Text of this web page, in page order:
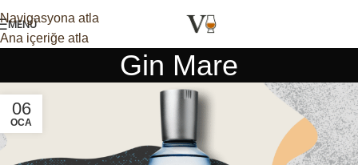
Navigasyona atla
Ana içeriğe atla
MENÜ
Gin Mare
06
OCA